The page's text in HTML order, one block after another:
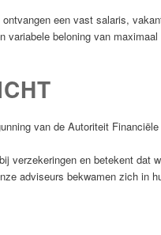
een vast salaris,
beloning van
van de Autoriteit
verzekeringen en betekent dat
adviseurs bekwamen zich in